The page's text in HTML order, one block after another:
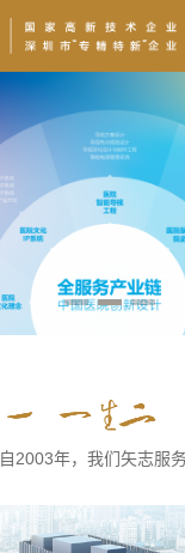
自2003年，我们矢志服